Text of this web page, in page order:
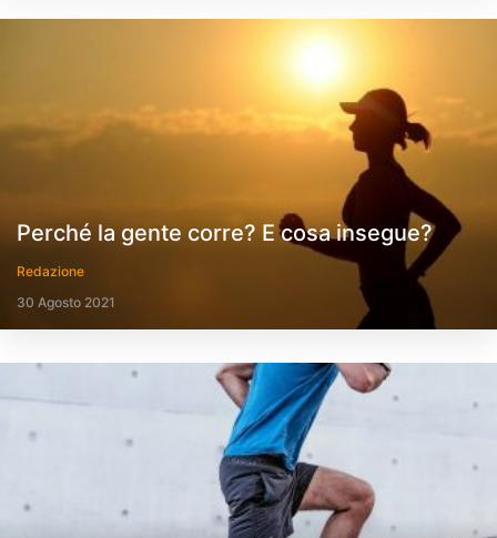
Perché la gente corre? E cosa insegue?
Redazione
30 Agosto 2021